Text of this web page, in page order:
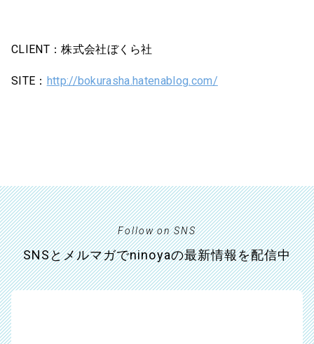
CLIENT：株式会社ぼくら社
SITE： http://bokurasha.hatenablog.com/
Follow on SNS
SNSとメルマガでninoyaの最新情報を配信中